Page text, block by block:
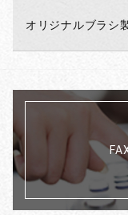
オリジナルブラシ